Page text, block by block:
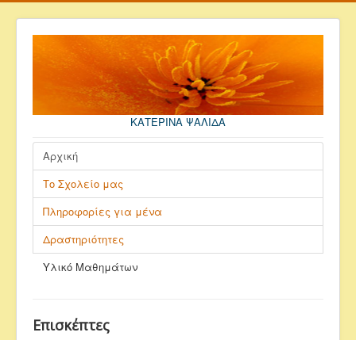
ΚΑΤΕΡΙΝΑ ΨΑΛΙΔΑ
Αρχική
Το Σχολείο μας
Πληροφορίες για μένα
Δραστηριότητες
Υλικό Μαθημάτων
Επισκέπτες